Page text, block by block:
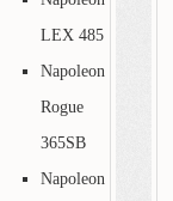
LEX 485
Napoleon
Rogue
365SB
Napoleon